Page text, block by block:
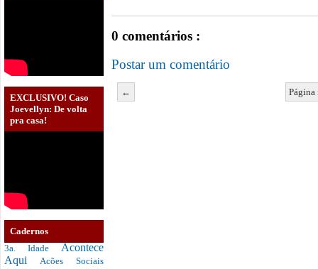
EXCLUSIVO! Caso
Joevellyn: De volta
pra casa!
Cadernos
3a. Idade Acontece
Aqui Acões Sociais
0 comentários :
Postar um comentário
←